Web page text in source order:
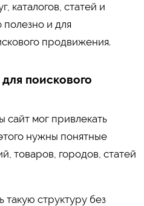
каталогов, статей и
полезно и для
продвижения.
поискового
сайт мог привлекать
нужны понятные
товаров, городов, статей
такую структуру без